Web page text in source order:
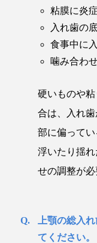
粘膜に炎
入れ歯の
食事中に
噛み合わ
硬いものや
合は、入れ
部に偏って
浮いたり揺
せの調整が必
上顎の総入
てください。